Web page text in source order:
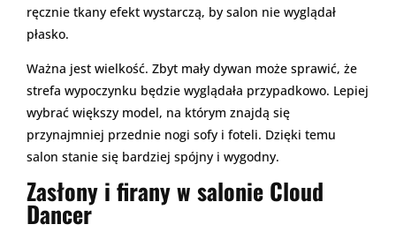
ręcznie tkany efekt wystarczą, by salon nie wyglądał
płasko.
Ważna jest wielkość. Zbyt mały dywan może sprawić, że
strefa wypoczynku będzie wyglądała przypadkowo. Lepiej
wybrać większy model, na którym znajdą się
przynajmniej przednie nogi sofy i foteli. Dzięki temu
salon stanie się bardziej spójny i wygodny.
Zasłony i firany w salonie Cloud
Dancer